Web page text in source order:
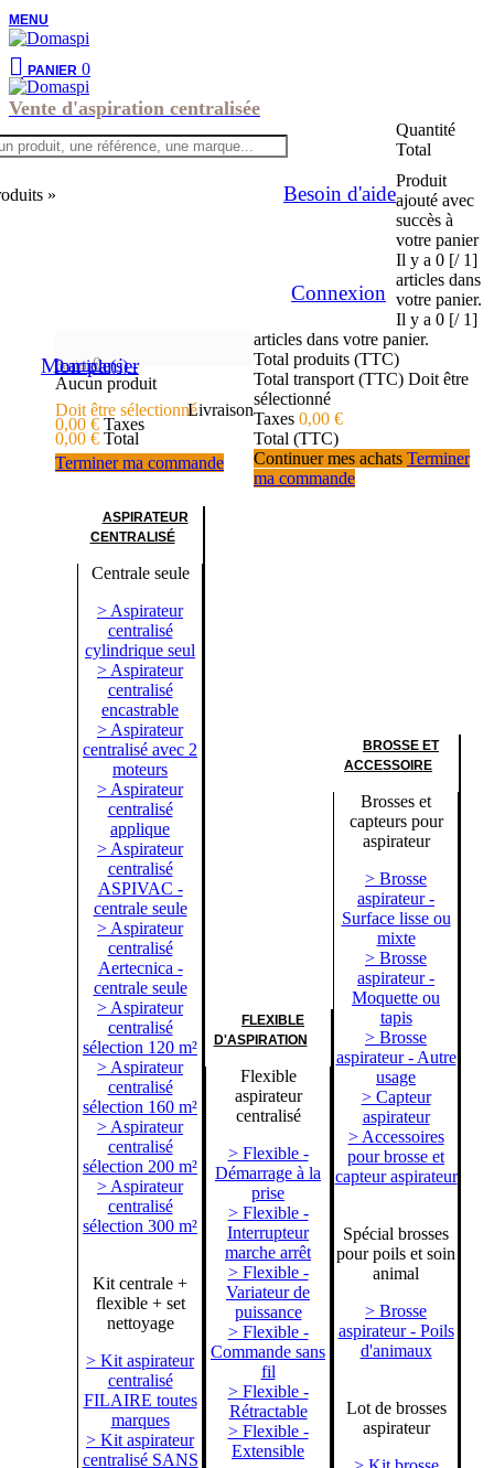
MENU
PANIER 0
Vente d'aspiration centralisée
» Besoin d'aide
Connexion
Panier 0
0 article(s) -
Mon panier
Aucun produit
Doit être sélectionnéLivraison
0,00 € Taxes
0,00 € Total
Terminer ma commande
Quantité
Total
Produit
ajouté avec
succès à
votre panier
Il y a 0 [/ 1]
articles dans
votre panier.
Il y a 0 [/ 1]
articles dans votre panier.
Total produits (TTC)
Total transport (TTC) Doit être
sélectionné
Taxes 0,00 €
Total (TTC)
Continuer mes achats Terminer
ma commande
ASPIRATEUR
CENTRALISÉ
Centrale seule
> Aspirateur
centralisé
cylindrique seul
> Aspirateur
centralisé
encastrable
> Aspirateur
centralisé avec 2
moteurs
> Aspirateur
centralisé
applique
> Aspirateur
centralisé
ASPIVAC -
centrale seule
> Aspirateur
centralisé
Aertecnica -
centrale seule
> Aspirateur
centralisé
sélection 120 m²
> Aspirateur
centralisé
sélection 160 m²
> Aspirateur
centralisé
sélection 200 m²
> Aspirateur
centralisé
sélection 300 m²
Kit centrale +
flexible + set
nettoyage
> Kit aspirateur
centralisé
FILAIRE toutes
marques
> Kit aspirateur
centralisé SANS
FLEXIBLE
D'ASPIRATION
Flexible
aspirateur
centralisé
> Flexible -
Démarrage à la
prise
> Flexible -
Interrupteur
marche arrêt
> Flexible -
Variateur de
puissance
> Flexible -
Commande sans
fil
> Flexible -
Rétractable
> Flexible -
Extensible
BROSSE ET
ACCESSOIRE
Brosses et
capteurs pour
aspirateur
> Brosse
aspirateur -
Surface lisse ou
mixte
> Brosse
aspirateur -
Moquette ou
tapis
> Brosse
aspirateur - Autre
usage
> Capteur
aspirateur
> Accessoires
pour brosse et
capteur aspirateur
Spécial brosses
pour poils et soin
animal
> Brosse
aspirateur - Poils
d'animaux
Lot de brosses
aspirateur